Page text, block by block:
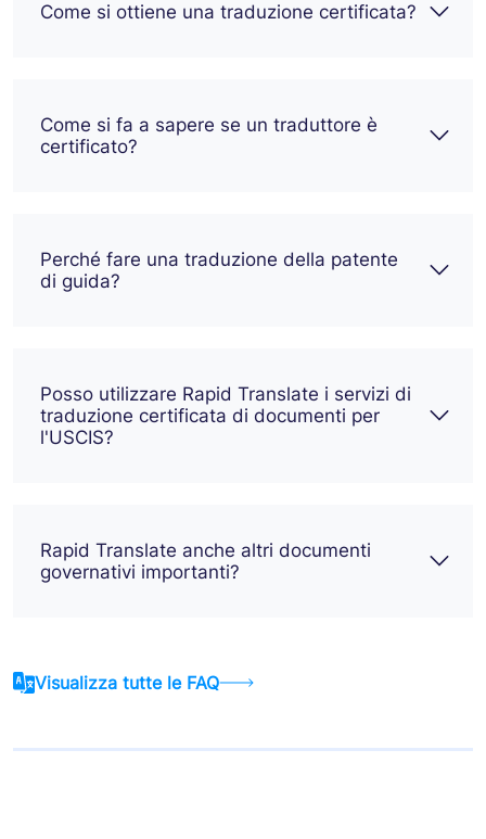
Come si ottiene una traduzione certificata?
Come si fa a sapere se un traduttore è
certificato?
Perché fare una traduzione della patente
di guida?
Posso utilizzare Rapid Translate i servizi di
traduzione certificata di documenti per
l'USCIS?
Rapid Translate anche altri documenti
governativi importanti?
Visualizza tutte le FAQ